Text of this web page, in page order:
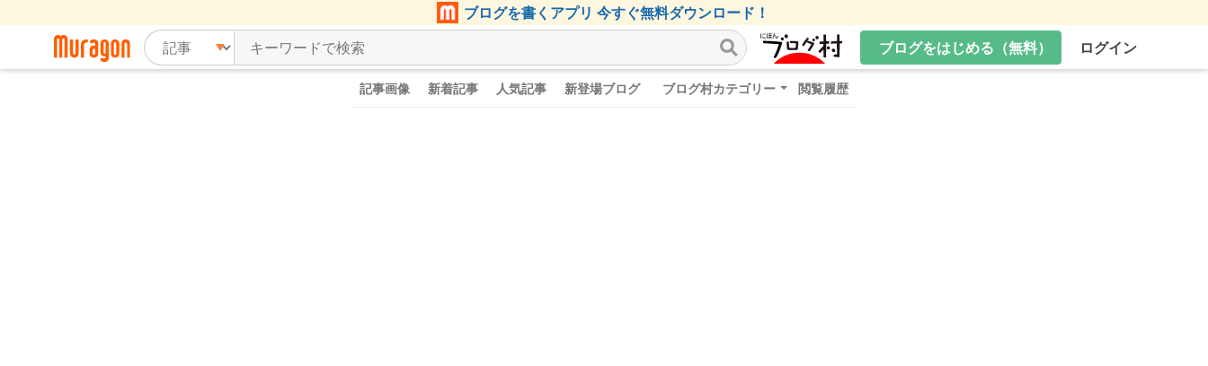
ブログを書くアプリ 今すぐ無料ダウンロード！
ブログをはじめる（無料）
ログイン
記事画像 新着記事 人気記事 新登場ブログ ブログ村カテゴリー 閲覧履歴